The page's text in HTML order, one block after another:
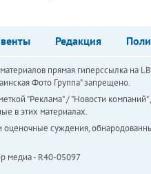
Редакция
прямая гиперссылка на
Фото Группа" запрещено.
"Реклама" / "Новости
в этих материалах.
оценочные суждения,
медиа - R40-05097